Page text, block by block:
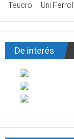
Teucro
Uni Ferrol
De interés